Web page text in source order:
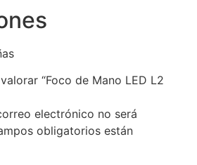
“Foco de Mano LED L2
electrónico no será
obligatorios están